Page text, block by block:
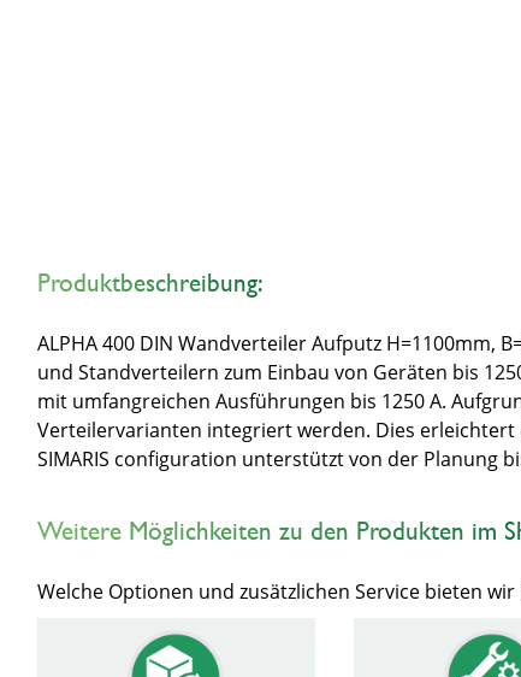
Produktbeschreibung:
ALPHA 400 DIN Wandverteiler Aufputz H=1100mm,
und Standverteilern zum Einbau von Geräten bis
mit umfangreichen Ausführungen bis 1250 A.
Verteilervarianten integriert werden. Dies
SIMARIS configuration unterstützt von der Planung
Weitere Möglichkeiten zu den Produkten im
Welche Optionen und zusätzlichen Service bieten